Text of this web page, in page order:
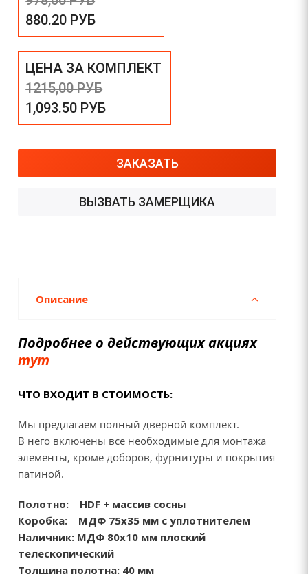
880.20 РУБ
ЦЕНА ЗА КОМПЛЕКТ
1215,00 РУБ
1,093.50 РУБ
ЗАКАЗАТЬ
ВЫЗВАТЬ ЗАМЕРЩИКА
Описание
Подробнее о действующих акциях
тут
ЧТО ВХОДИТ В СТОИМОСТЬ:
Мы предлагаем полный дверной комплект.
В него включены все необходимые для монтажа
элементы, кроме доборов, фурнитуры и покрытия
патиной.
Полотно: HDF + массив сосны
Коробка:
МДФ 75х35 мм с уплотнителем
Наличник: МДФ 80х10 мм плоский
телескопический
Толщина полотна: 40 мм